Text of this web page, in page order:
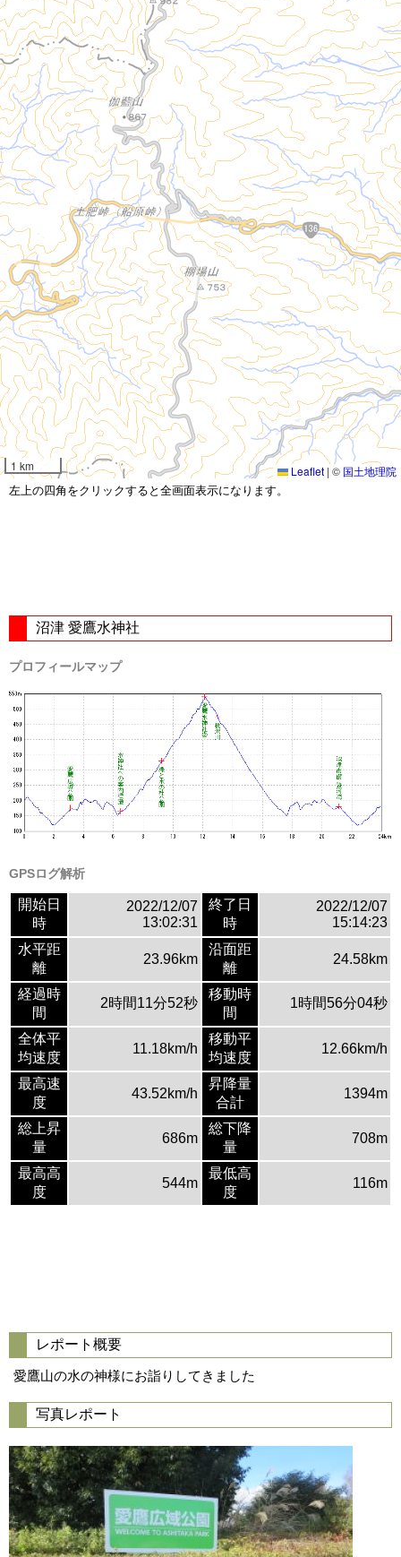
1 km Leaflet | © 国土地理院
左上の四角をクリックすると全画面表示になります。
沼津 愛鷹水神社
プロフィールマップ
GPSログ解析
開始日
時
2022/12/07
13:02:31
終了日
時
2022/12/07
15:14:23
水平距
離
23.96km
沿面距
離
24.58km
経過時
間
2時間11分52秒
移動時
間
1時間56分04秒
全体平
均速度
11.18km/h
移動平
均速度
12.66km/h
最高速
度
43.52km/h
昇降量
合計
1394m
総上昇
量
686m
総下降
量
708m
最高高
度
544m
最低高
度
116m
レポート概要
愛鷹山の水の神様にお詣りしてきました
写真レポート